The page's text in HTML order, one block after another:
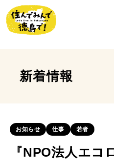
新着情報
お知らせ 仕事 若者
『NPO法人エコ